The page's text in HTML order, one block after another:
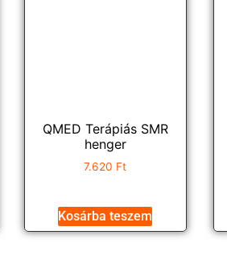
QMED Terápiás SMR
henger
7.620 Ft
Kosárba teszem